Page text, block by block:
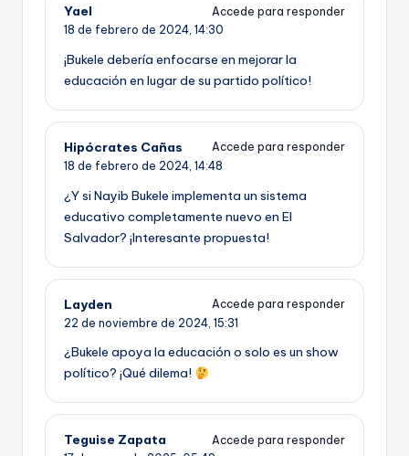
Yael
Accede para responder
18 de febrero de 2024, 14:30
¡Bukele debería enfocarse en mejorar la
educación en lugar de su partido político!
Hipócrates Cañas
Accede para responder
18 de febrero de 2024, 14:48
¿Y si Nayib Bukele implementa un sistema
educativo completamente nuevo en El
Salvador? ¡Interesante propuesta!
Layden
Accede para responder
22 de noviembre de 2024, 15:31
¿Bukele apoya la educación o solo es un show
político? ¡Qué dilema!
Teguise Zapata
Accede para responder